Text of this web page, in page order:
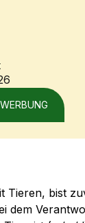
Tieren, bist
dem